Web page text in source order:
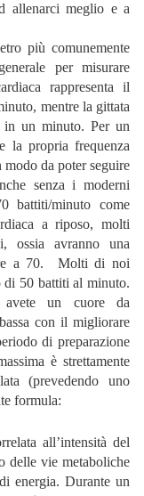
allenarci meglio e a
più comunemente
per misurare
rappresenta il
mentre la gittata
in un minuto. Per un
la propria frequenza
modo da poter seguire
senza i moderni
battiti/minuto come
a riposo, molti
ossia avranno una
a 70. Molti di noi
di 50 battiti al minuto.
un cuore da
con il migliorare
di preparazione
è strettamente
(prevedendo uno
formula:
all’intensità del
delle vie metaboliche
energia. Durante un